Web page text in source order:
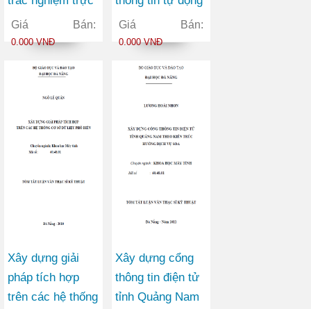
tuyến
Giá Bán:
0.000 VNĐ
phục vụ cập nhật
nội dung cho
Giá Bán:
0.000 VNĐ
Xây dựng giải
pháp tích hợp
trên các hệ thống
Xây dựng cổng
thông tin điện tử
tỉnh Quảng Nam